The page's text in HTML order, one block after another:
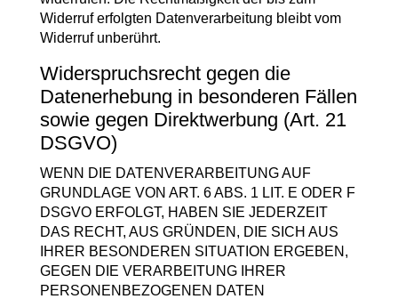
Widerruf erfolgten Datenverarbeitung bleibt vom
Widerruf unberührt.
Widerspruchsrecht gegen die
Datenerhebung in besonderen Fällen
sowie gegen Direktwerbung (Art. 21
DSGVO)
WENN DIE DATENVERARBEITUNG AUF
GRUNDLAGE VON ART. 6 ABS. 1 LIT. E ODER F
DSGVO ERFOLGT, HABEN SIE JEDERZEIT
DAS RECHT, AUS GRÜNDEN, DIE SICH AUS
IHRER BESONDEREN SITUATION ERGEBEN,
GEGEN DIE VERARBEITUNG IHRER
PERSONENBEZOGENEN DATEN